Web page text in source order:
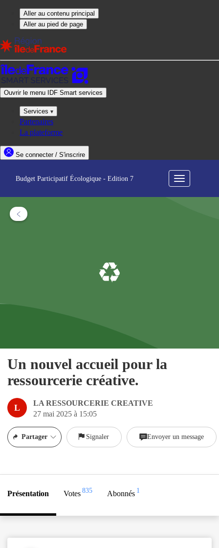
Budget Participatif Écologique - Edition 7
Menu
Un nouvel accueil pour la
ressourcerie créative.
L
LA RESSOURCERIE CREATIVE
27 mai 2025 à 15:05
Partager Signaler Envoyer un message
Présentation Votes 835 Abonnés 1